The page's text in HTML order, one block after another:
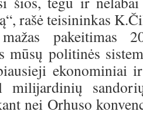
rašė teisininkas
pakeitimas
mūsų politinės
ekonominiai
nei Orhuso